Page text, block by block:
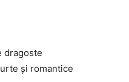
dragoste
și romantice